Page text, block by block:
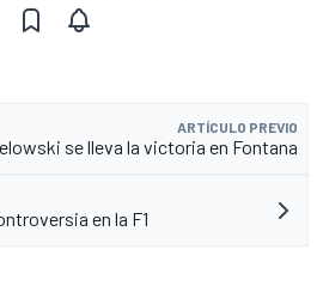
ARTÍCULO PREVIO
se lleva la victoria en Fontana
en la F1